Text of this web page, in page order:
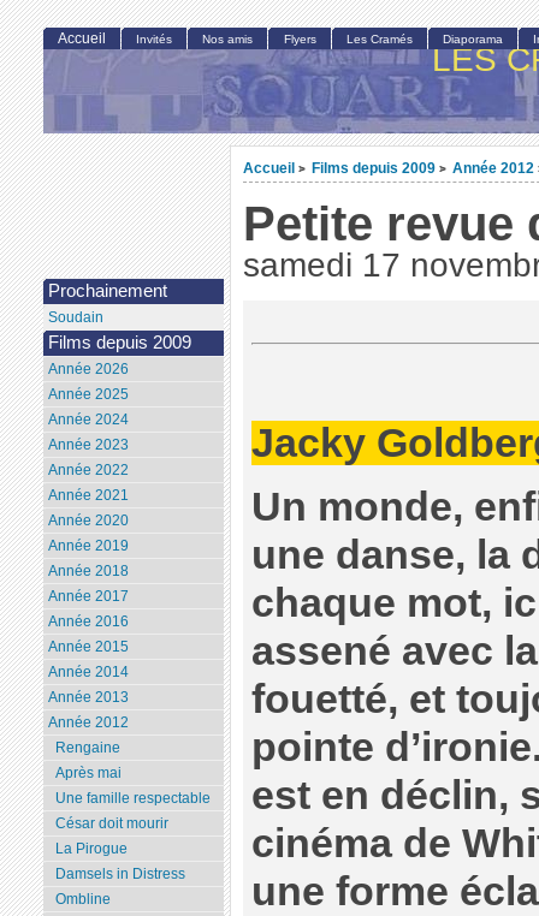
LES
Accueil > Films depuis 2009 > Année 2012
Petite revue
samedi 17
Jacky
Un monde,
une danse, la
chaque mot,
assené avec
fouetté, et
pointe
est en déclin,
cinéma de
une forme
Accueil Invités Nos amis Flyers Les Cramés Diaporama
Prochainement
Soudain
Films depuis 2009
Année 2026
Année 2025
Année 2024
Année 2023
Année 2022
Année 2021
Année 2020
Année 2019
Année 2018
Année 2017
Année 2016
Année 2015
Année 2014
Année 2013
Année 2012
Rengaine
Après mai
Une famille respectable
César doit mourir
La Pirogue
Damsels in Distress
Ombline